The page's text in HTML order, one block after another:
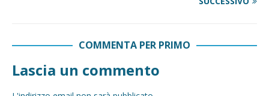
COMMENTA PER PRIMO
Lascia un commento